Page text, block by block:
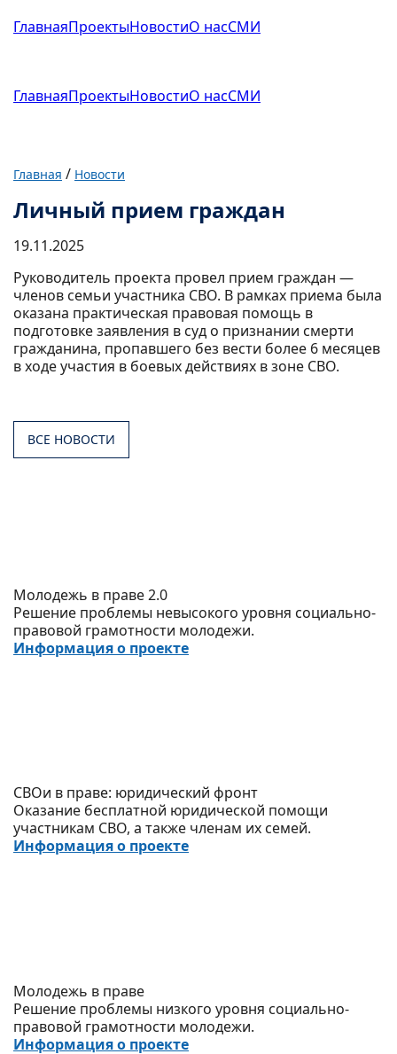
ГлавнаяПроектыНовостиО насСМИ
ГлавнаяПроектыНовостиО насСМИ
Главная / Новости
Личный прием граждан
19.11.2025
Руководитель проекта провел прием граждан —
членов семьи участника СВО. В рамках приема была
оказана практическая правовая помощь в
подготовке заявления в суд о признании смерти
гражданина, пропавшего без вести более 6 месяцев
в ходе участия в боевых действиях в зоне СВО.
ВСЕ НОВОСТИ
Молодежь в праве 2.0
Решение проблемы невысокого уровня социально-
правовой грамотности молодежи.
Информация о проекте
СВОи в праве: юридический фронт
Оказание бесплатной юридической помощи
участникам СВО, а также членам их семей.
Информация о проекте
Молодежь в праве
Решение проблемы низкого уровня социально-
правовой грамотности молодежи.
Информация о проекте